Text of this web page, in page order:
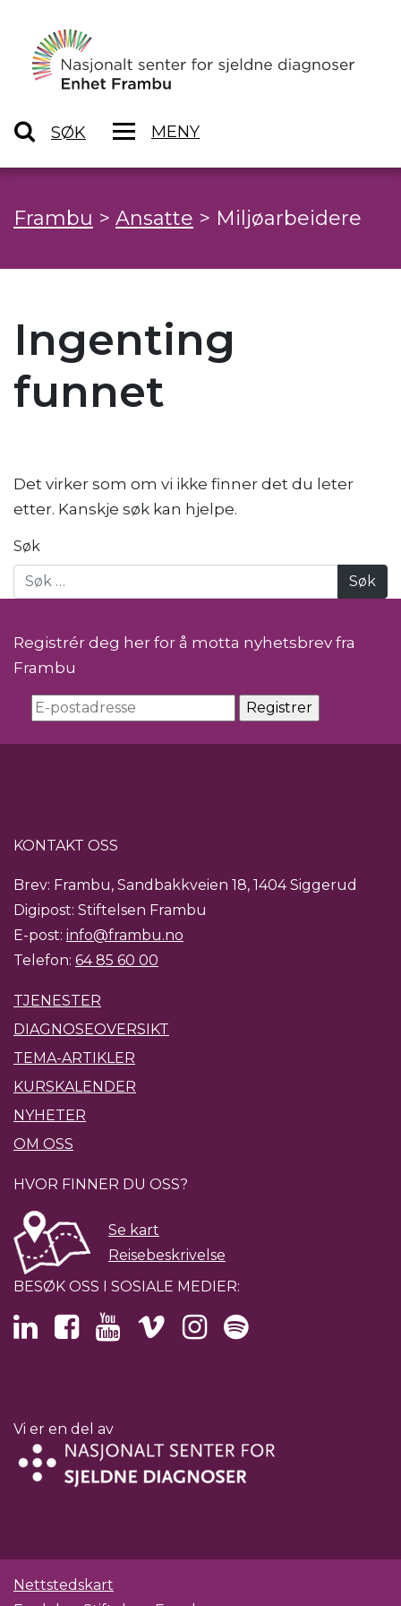
SØK MENY
Frambu > Ansatte > Miljøarbeidere
Ingenting
funnet
Det virker som om vi ikke finner det du leter
etter. Kanskje søk kan hjelpe.
Søk
Registrér deg her for å motta nyhetsbrev fra
Frambu
KONTAKT OSS
Brev: Frambu, Sandbakkveien 18, 1404 Siggerud
Digipost: Stiftelsen Frambu
E-post: info@frambu.no
Telefon: 64 85 60 00
TJENESTER
DIAGNOSEOVERSIKT
TEMA-ARTIKLER
KURSKALENDER
NYHETER
OM OSS
HVOR FINNER DU OSS?
Se kart
Reisebeskrivelse
BESØK OSS I SOSIALE MEDIER:
Vi er en del av
Nettstedskart